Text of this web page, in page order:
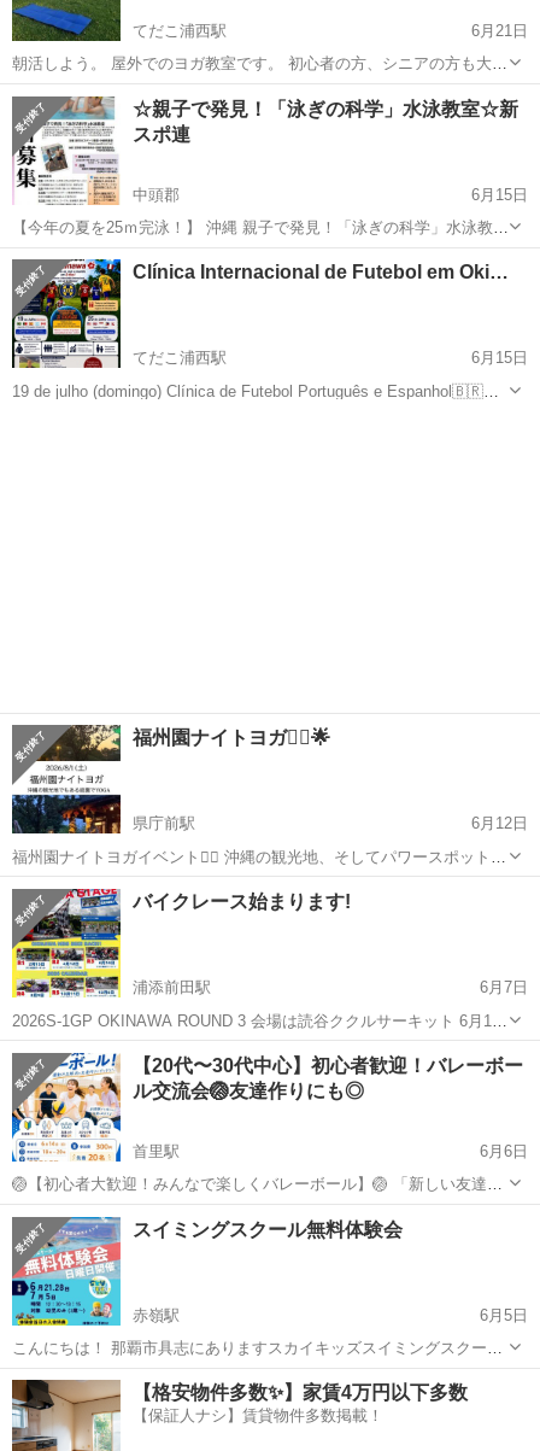
てだこ浦西駅
6月21日
朝活しよう。 屋外でのヨガ教室です。 初心者の方、シニアの方も大歓
迎。 日 時：2026/7/18 土曜日6:00～7:00 雨天中止 対
象 18歳以上の方 講 師 MIHO（日本サップヨガ協会公...
沖縄 宜野湾市 てだこ浦西駅 スポーツ 朝活
☆親子で発見！「泳ぎの科学」水泳教室☆新
スポ連
中頭郡
6月15日
【今年の夏を25ｍ完泳！】 沖縄 親子で発見！「泳ぎの科学」水泳教室
期日：2026年7月18日（土）～20日（月・祝） 会場：琉球大学教育学
部付属小学校プール 対象： ・小学4年生～6年生（25mを泳げな...
沖縄 中頭郡 スポーツ
Clínica Internacional de Futebol em Oki…
てだこ浦西駅
6月15日
19 de julho (domingo) Clínica de Futebol Português e Espanhol🇧🇷
福州園ナイトヨガ🧘‍♀️🌟
県庁前駅
6月12日
福州園ナイトヨガイベント🧘‍♀️ 沖縄の観光地、そしてパワースポットで
のヨガイベントです！ ヨガ初めての方、お友だちやご家族とご一緒で
も、どなたでもご参加可能です！ 是非お待ちしております！ 【日時】
18...
沖縄 那覇市 県庁前駅 スポーツ
バイクレース始まります!
浦添前田駅
6月7日
2026S-1GP OKINAWA ROUND 3 会場は読谷ククルサーキット 6月14
日(日曜日)になります。 観戦無料なので是非遊びに来てください。 ※
キッチンカーは募集してません 参戦は、オフィシャル...
沖縄 中頭郡 浦添前田駅 スポーツ 会場
【20代〜30代中心】初心者歓迎！バレーボー
ル交流会🏐友達作りにも◎
首里駅
6月6日
🏐【初心者大歓迎！みんなで楽しくバレーボール】🏐 「新しい友達が
ほしい！」 「運動不足を解消したい！」 「休日に気軽に参加できるコ
ミュニティを探している！」 そんな方に向けて、気軽に楽しめるバレ
ーボール交流会を開催します...
沖縄 那覇市 首里駅 スポーツ 30代
スイミングスクール無料体験会
赤嶺駅
6月5日
こんにちは！ 那覇市具志にありますスカイキッズスイミングスクール
からのお知らせです！ 今月6/21(日)から始まる、無料体験会 ( 3歳～幼
児対象 ) のご案内致します。 記載の体験会日以外の体験も随時受け付
けてま...
沖縄 那覇市 赤嶺駅 スポーツ 体験会
【格安物件多数✨】家賃4万円以下多数
【保証人ナシ】賃貸物件多数掲載！